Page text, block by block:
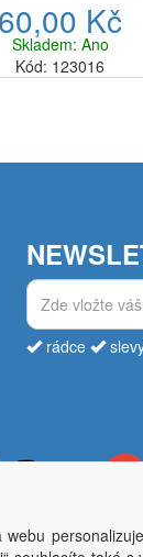
důležitým vitamínem
příchutě:
citron,
všechny js...
60,00 Kč
Skladem: Ano
Kód: 123016
rádce
powered by